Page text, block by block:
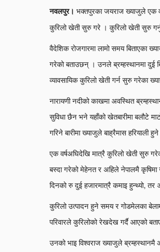
नवलपुर। भक्तपुरका जयराज ख्याजुले एक
कुरिलो खेती सुरु गरे । कुरिलो खेती सुरु
वैदेशिक रोजगारमा लामो समय बिताएका
गरेको बताउछन् । उनले ब्रम्हस्थानमा दुई
व्यावसायिक कुरिलो खेती गर्न सुरु गरेका
नारायणी नदीको काखमा अवस्थित
सुविधा छैन भने यहाँको खेतबारीमा बलौटे
गरिने बारीमा ख्याजुले बाह्रैमास
एक वर्षअघिदेखि मात्रै कुरिलो खेती सुरु
बस्दा गरेको मेहेनत र अहिले नेपालमै
दिनको रु दुई हजारमात्रै कमाइ हुन्थ्यो,
कुरिलो उत्पादन हुने समय र गोडमेलका
परिवारले कुरिलोको रेखदेख गर्दै आएको
उनको भाइ विश्वराज ख्याजुले